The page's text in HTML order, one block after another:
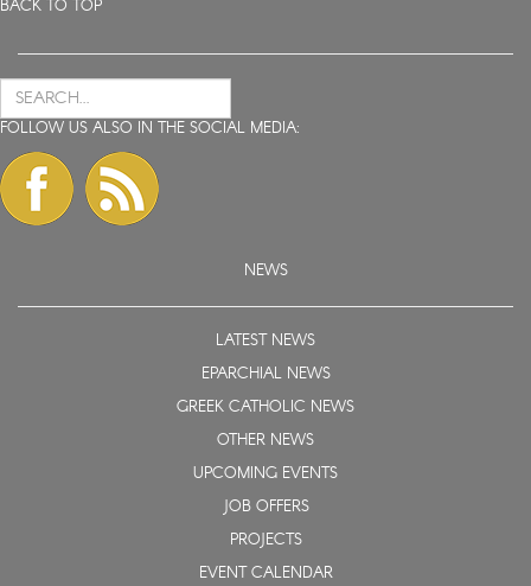
BACK TO TOP
FOLLOW US ALSO IN THE SOCIAL MEDIA:
NEWS
LATEST NEWS
EPARCHIAL NEWS
GREEK CATHOLIC NEWS
OTHER NEWS
UPCOMING EVENTS
JOB OFFERS
PROJECTS
EVENT CALENDAR